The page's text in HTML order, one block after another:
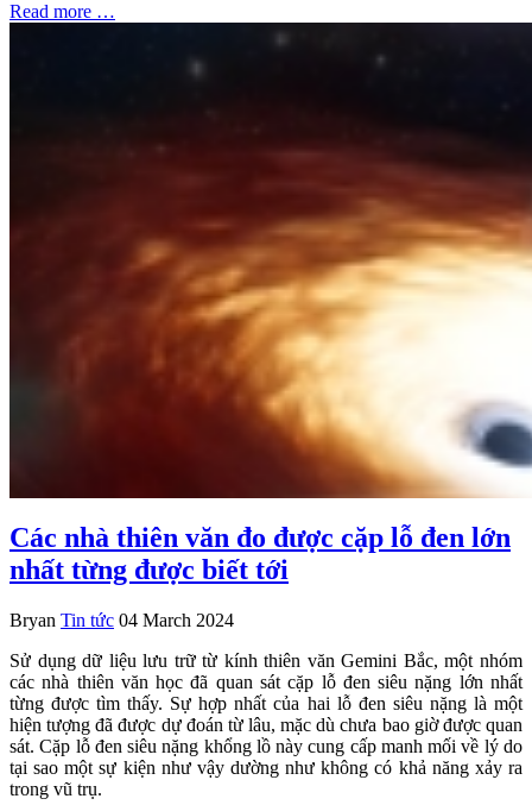
Read more …
Các nhà thiên văn đo được cặp lỗ đen lớn
nhất từng được biết tới
Bryan Tin tức 04 March 2024
Sử dụng dữ liệu lưu trữ từ kính thiên văn Gemini Bắc, một nhóm
các nhà thiên văn học đã quan sát cặp lỗ đen siêu nặng lớn nhất
từng được tìm thấy. Sự hợp nhất của hai lỗ đen siêu nặng là một
hiện tượng đã được dự đoán từ lâu, mặc dù chưa bao giờ được quan
sát. Cặp lỗ đen siêu nặng khổng lồ này cung cấp manh mối về lý do
tại sao một sự kiện như vậy dường như không có khả năng xảy ra
trong vũ trụ.